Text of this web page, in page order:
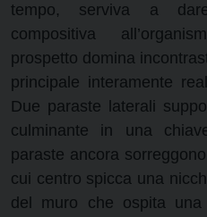
tempo, serviva a
compositiva
prospetto domina
principale interamente
Due paraste laterali
culminante in una
paraste ancora
cui centro spicca una
del muro che ospita